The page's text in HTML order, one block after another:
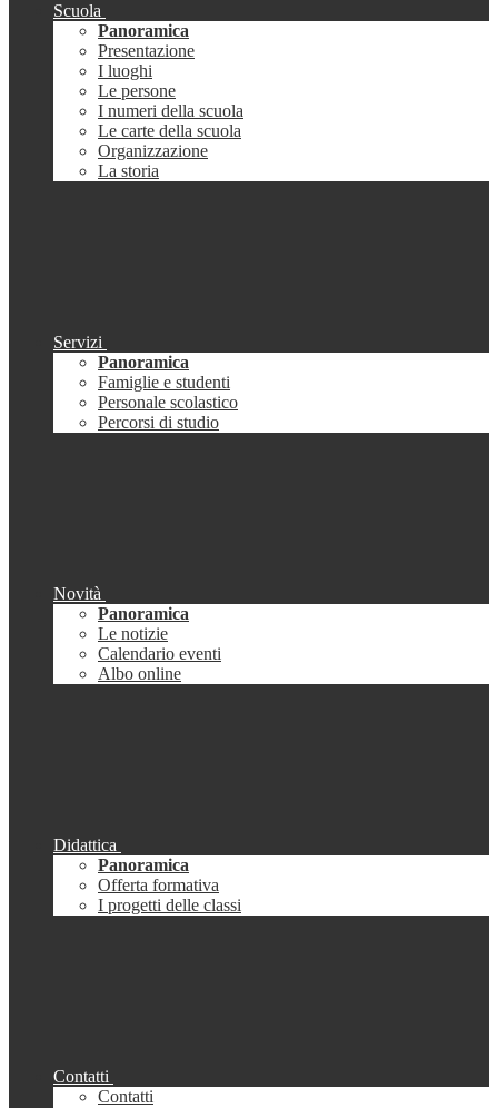
Scuola
Panoramica
Presentazione
I luoghi
Le persone
I numeri della scuola
Le carte della scuola
Organizzazione
La storia
Servizi
Panoramica
Famiglie e studenti
Personale scolastico
Percorsi di studio
Novità
Panoramica
Le notizie
Calendario eventi
Albo online
Didattica
Panoramica
Offerta formativa
I progetti delle classi
Contatti
Contatti